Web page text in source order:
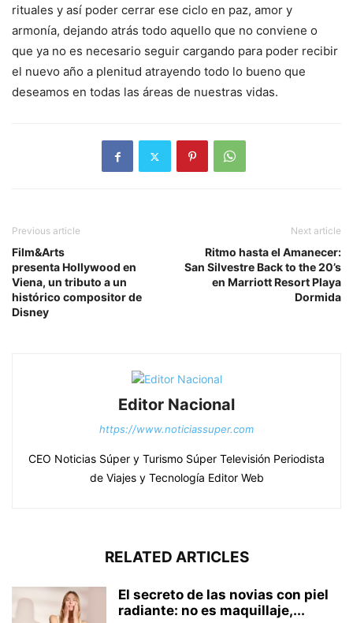
rituales y así poder cerrar ese ciclo en paz, amor y
armonía, dejando atrás todo aquello que no conviene o
que ya no es necesario seguir cargando para poder recibir
el nuevo año a plenitud atrayendo todo lo bueno que
deseamos en todas las áreas de nuestras vidas.
Previous article
Film&Arts
presenta Hollywood en
Viena, un tributo a un
histórico compositor de
Disney
Next article
Ritmo hasta el Amanecer:
San Silvestre Back to the 20’s
en Marriott Resort Playa
Dormida
Editor Nacional
https://www.noticiassuper.com
CEO Noticias Súper y Turismo Súper Televisión Periodista
de Viajes y Tecnología Editor Web
RELATED ARTICLES
El secreto de las novias con piel
radiante: no es maquillaje,...